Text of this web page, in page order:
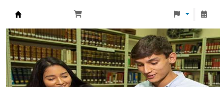
Biblioteca Universidad Monteávila